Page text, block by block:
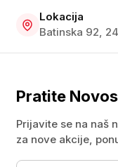
Lokacija
Batinska 92,
Pratite
Prijavite se na naš
za nove akcije,